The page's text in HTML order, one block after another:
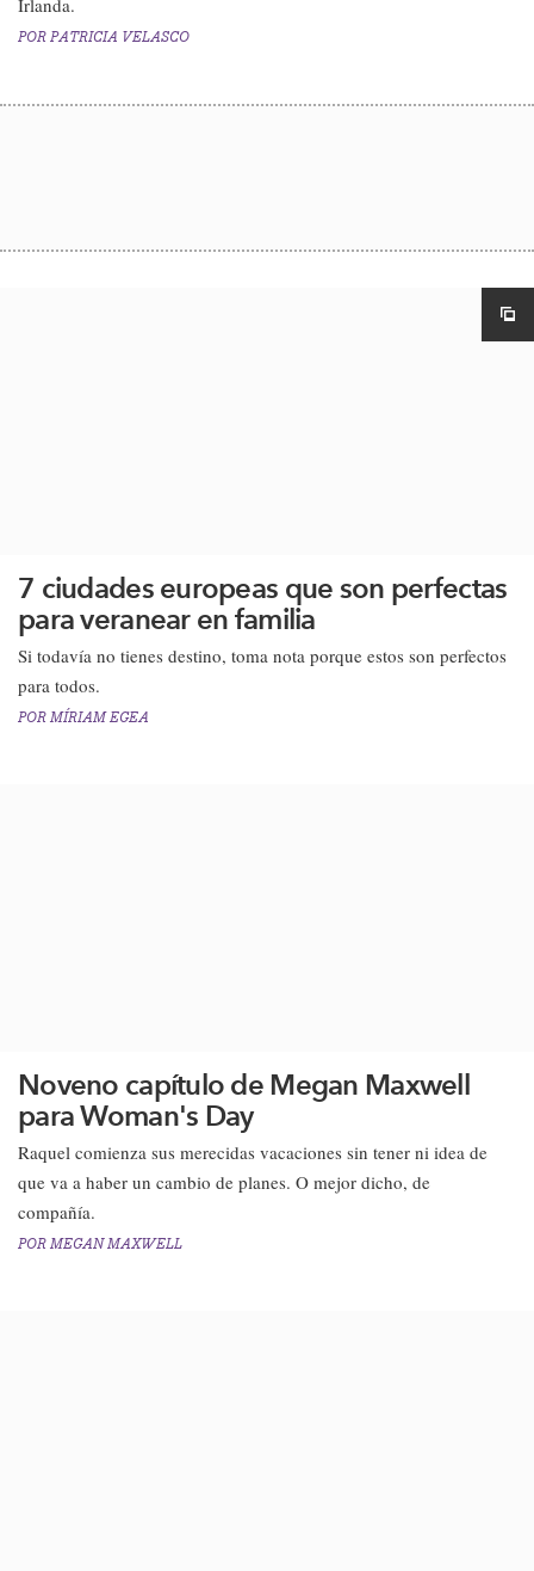
Irlanda.
POR PATRICIA VELASCO
7 ciudades europeas que son perfectas
para veranear en familia
Si todavía no tienes destino, toma nota porque estos son perfectos
para todos.
POR MÍRIAM EGEA
Noveno capítulo de Megan Maxwell
para Woman's Day
​Raquel comienza sus merecidas vacaciones sin tener ni idea de
que va a haber un cambio de planes. O mejor dicho, de
compañía.​
POR MEGAN MAXWELL